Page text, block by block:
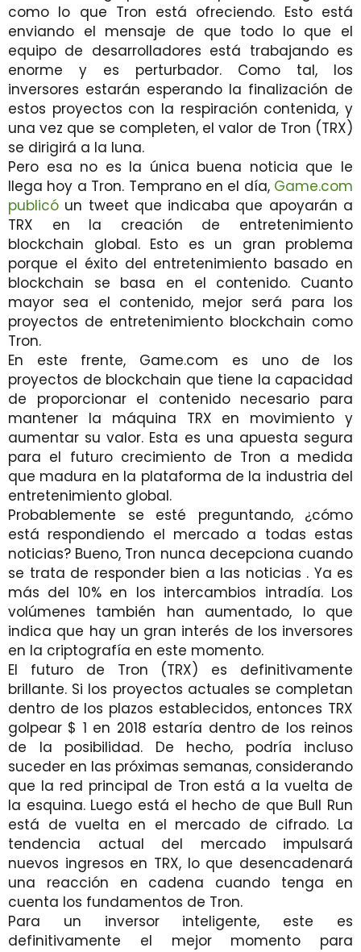
como lo que Tron está ofreciendo. Esto está
enviando el mensaje de que todo lo que el
equipo de desarrolladores está trabajando es
enorme y es perturbador. Como tal, los
inversores estarán esperando la finalización de
estos proyectos con la respiración contenida, y
una vez que se completen, el valor de Tron (TRX)
se dirigirá a la luna.
Pero esa no es la única buena noticia que le
llega hoy a Tron. Temprano en el día, Game.com
publicó un tweet que indicaba que apoyarán a
TRX en la creación de entretenimiento
blockchain global. Esto es un gran problema
porque el éxito del entretenimiento basado en
blockchain se basa en el contenido. Cuanto
mayor sea el contenido, mejor será para los
proyectos de entretenimiento blockchain como
Tron.
En este frente, Game.com es uno de los
proyectos de blockchain que tiene la capacidad
de proporcionar el contenido necesario para
mantener la máquina TRX en movimiento y
aumentar su valor. Esta es una apuesta segura
para el futuro crecimiento de Tron a medida
que madura en la plataforma de la industria del
entretenimiento global.
Probablemente se esté preguntando, ¿cómo
está respondiendo el mercado a todas estas
noticias? Bueno, Tron nunca decepciona cuando
se trata de responder bien a las noticias . Ya es
más del 10% en los intercambios intradía. Los
volúmenes también han aumentado, lo que
indica que hay un gran interés de los inversores
en la criptografía en este momento.
El futuro de Tron (TRX) es definitivamente
brillante. Si los proyectos actuales se completan
dentro de los plazos establecidos, entonces TRX
golpear $ 1 en 2018 estaría dentro de los reinos
de la posibilidad. De hecho, podría incluso
suceder en las próximas semanas, considerando
que la red principal de Tron está a la vuelta de
la esquina. Luego está el hecho de que Bull Run
está de vuelta en el mercado de cifrado. La
tendencia actual del mercado impulsará
nuevos ingresos en TRX, lo que desencadenará
una reacción en cadena cuando tenga en
cuenta los fundamentos de Tron.
Para un inversor inteligente, este es
definitivamente el mejor momento para